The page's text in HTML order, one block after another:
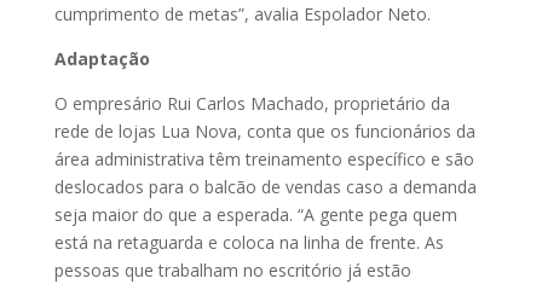
cumprimento de metas”, avalia Espolador Neto.
Adaptação
O empresário Rui Carlos Machado, proprietário da
rede de lojas Lua Nova, conta que os funcionários da
área administrativa têm treinamento específico e são
deslocados para o balcão de vendas caso a demanda
seja maior do que a esperada. “A gente pega quem
está na retaguarda e coloca na linha de frente. As
pessoas que trabalham no escritório já estão